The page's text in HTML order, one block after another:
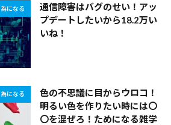
為になる
通信障害はバグのせい！アッ
プデートしたいから18.2万い
いね！
為になる
色の不思議に目からウロコ！
明るい色を作りたい時には〇
〇を混ぜろ！ためになる雑学